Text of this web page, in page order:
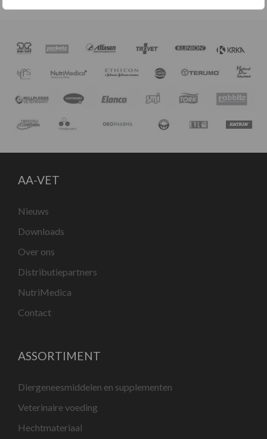
AA-VET
Nieuws
Downloads
Over ons
Distributiepartners
NutriMedica
Contact
ASSORTIMENT
Diergeneesmiddelen en supplementen
Veterinaire voeding
Hechtmateriaal